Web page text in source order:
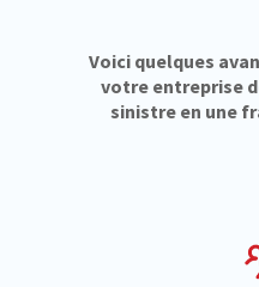
Voici quelques
votre entreprise
sinistre en une